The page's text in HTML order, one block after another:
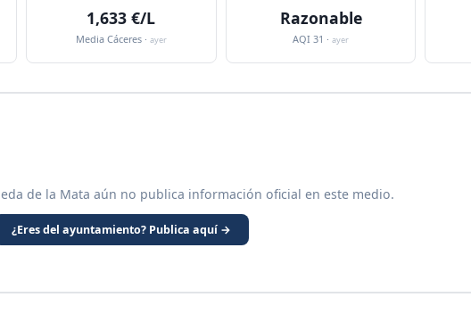
1,633 €/L
Media Cáceres · ayer
Razonable
AQI 31 ·ayer
de la Mata aún no publica información oficial en este medio.
¿Eres del ayuntamiento? Publica aquí →